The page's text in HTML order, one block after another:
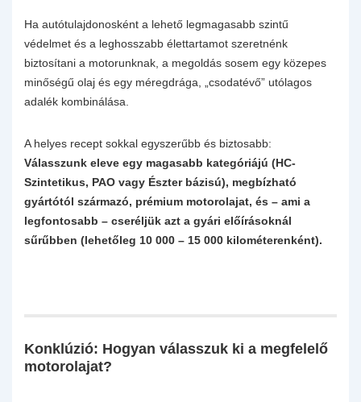
Ha autótulajdonosként a lehető legmagasabb szintű
védelmet és a leghosszabb élettartamot szeretnénk
biztosítani a motorunknak, a megoldás sosem egy közepes
minőségű olaj és egy méregdrága, „csodatévő” utólagos
adalék kombinálása.
A helyes recept sokkal egyszerűbb és biztosabb:
Válasszunk eleve egy magasabb kategóriájú (HC-
Szintetikus, PAO vagy Észter bázisú), megbízható
gyártótól származó, prémium motorolajat, és – ami a
legfontosabb – cseréljük azt a gyári előírásoknál
sűrűbben (lehetőleg 10 000 – 15 000 kilométerenként).
Konklúzió: Hogyan válasszuk ki a megfelelő
motorolajat?